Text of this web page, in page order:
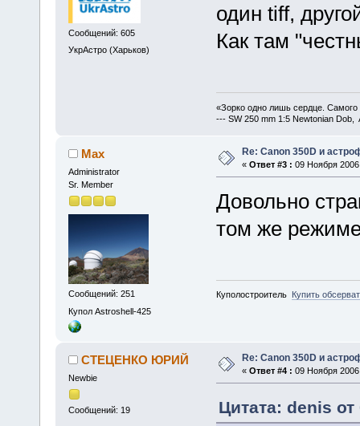
Сообщений: 605
УкрАстро (Харьков)
один tiff,
Как там
«Зорко одно лишь сердце.
--- SW 250 mm 1:5 Newtonian
Max
Administrator
Sr. Member
Сообщений: 251
Купол Astroshell-425
Re: Canon 350D и
« Ответ #3 : 09 Ноября
Довольно
том же
Куполостроитель Купить
СТЕЦЕНКО ЮРИЙ
Newbie
Сообщений: 19
Re: Canon 350D и
« Ответ #4 : 09 Ноября
Цитата: denis